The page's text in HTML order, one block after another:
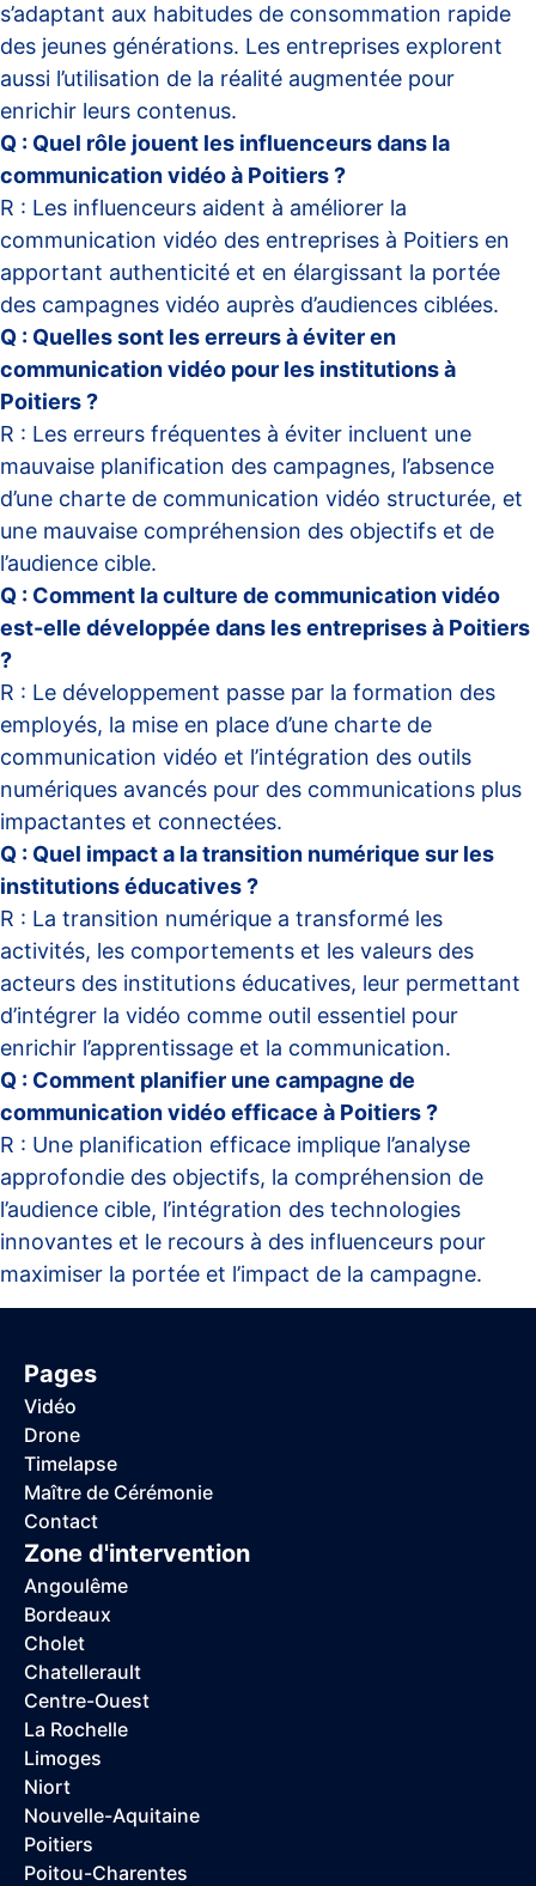
s’adaptant aux habitudes de consommation rapide
des jeunes générations. Les entreprises explorent
aussi l’utilisation de la réalité augmentée pour
enrichir leurs contenus.
Q : Quel rôle jouent les influenceurs dans la
communication vidéo à Poitiers ?
R : Les influenceurs aident à améliorer la
communication vidéo des entreprises à Poitiers en
apportant authenticité et en élargissant la portée
des campagnes vidéo auprès d’audiences ciblées.
Q : Quelles sont les erreurs à éviter en
communication vidéo pour les institutions à
Poitiers ?
R : Les erreurs fréquentes à éviter incluent une
mauvaise planification des campagnes, l’absence
d’une charte de communication vidéo structurée, et
une mauvaise compréhension des objectifs et de
l’audience cible.
Q : Comment la culture de communication vidéo
est-elle développée dans les entreprises à Poitiers
?
R : Le développement passe par la formation des
employés, la mise en place d’une charte de
communication vidéo et l’intégration des outils
numériques avancés pour des communications plus
impactantes et connectées.
Q : Quel impact a la transition numérique sur les
institutions éducatives ?
R : La transition numérique a transformé les
activités, les comportements et les valeurs des
acteurs des institutions éducatives, leur permettant
d’intégrer la vidéo comme outil essentiel pour
enrichir l’apprentissage et la communication.
Q : Comment planifier une campagne de
communication vidéo efficace à Poitiers ?
R : Une planification efficace implique l’analyse
approfondie des objectifs, la compréhension de
l’audience cible, l’intégration des technologies
innovantes et le recours à des influenceurs pour
maximiser la portée et l’impact de la campagne.
Pages
Vidéo
Drone
Timelapse
Maître de Cérémonie
Contact
Zone d'intervention
Angoulême
Bordeaux
Cholet
Chatellerault
Centre-Ouest
La Rochelle
Limoges
Niort
Nouvelle-Aquitaine
Poitiers
Poitou-Charentes